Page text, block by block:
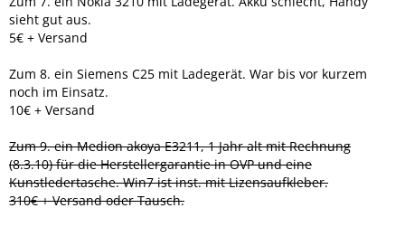
sieht gut aus.
5€ + Versand
Zum 8. ein Siemens C25 mit Ladegerät. War bis vor kurzem
noch im Einsatz.
10€ + Versand
Zum 9. ein Medion akoya E3211, 1 Jahr alt mit Rechnung
(8.3.10) für die Herstellergarantie in OVP und eine
Kunstledertasche. Win7 ist inst. mit Lizensaufkleber.
310€ + Versand oder Tausch.